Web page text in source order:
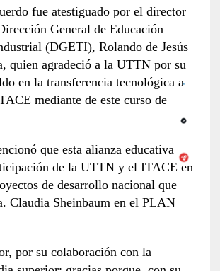
fue atestiguado por el director
General de Educación
(DGETI), Rolando de Jesús
quien agradeció a la UTTN por su
en la transferencia tecnológica a
mediante de este curso de
que esta alianza educativa
de la UTTN y el ITACE en
de desarrollo nacional que
Claudia Sheinbaum en el PLAN
por su colaboración con la